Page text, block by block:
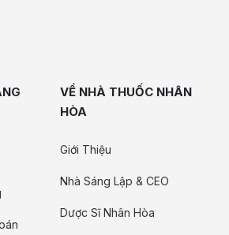
VỀ NHÀ THUỐC NHÂN
HÒA
Giới Thiệu
Nhà Sáng Lập & CEO
Dược Sĩ Nhân Hòa